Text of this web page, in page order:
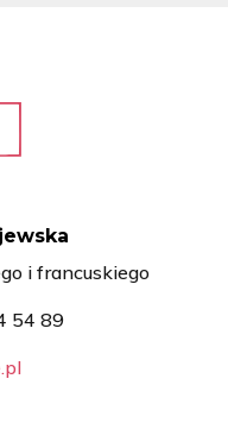
i francuskiego
54 89